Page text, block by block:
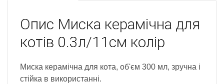
Опис Миска керамічна для
котів 0.3л/11см колір
Миска керамічна для кота, об'єм 300 мл, зручна і
стійка в використанні.